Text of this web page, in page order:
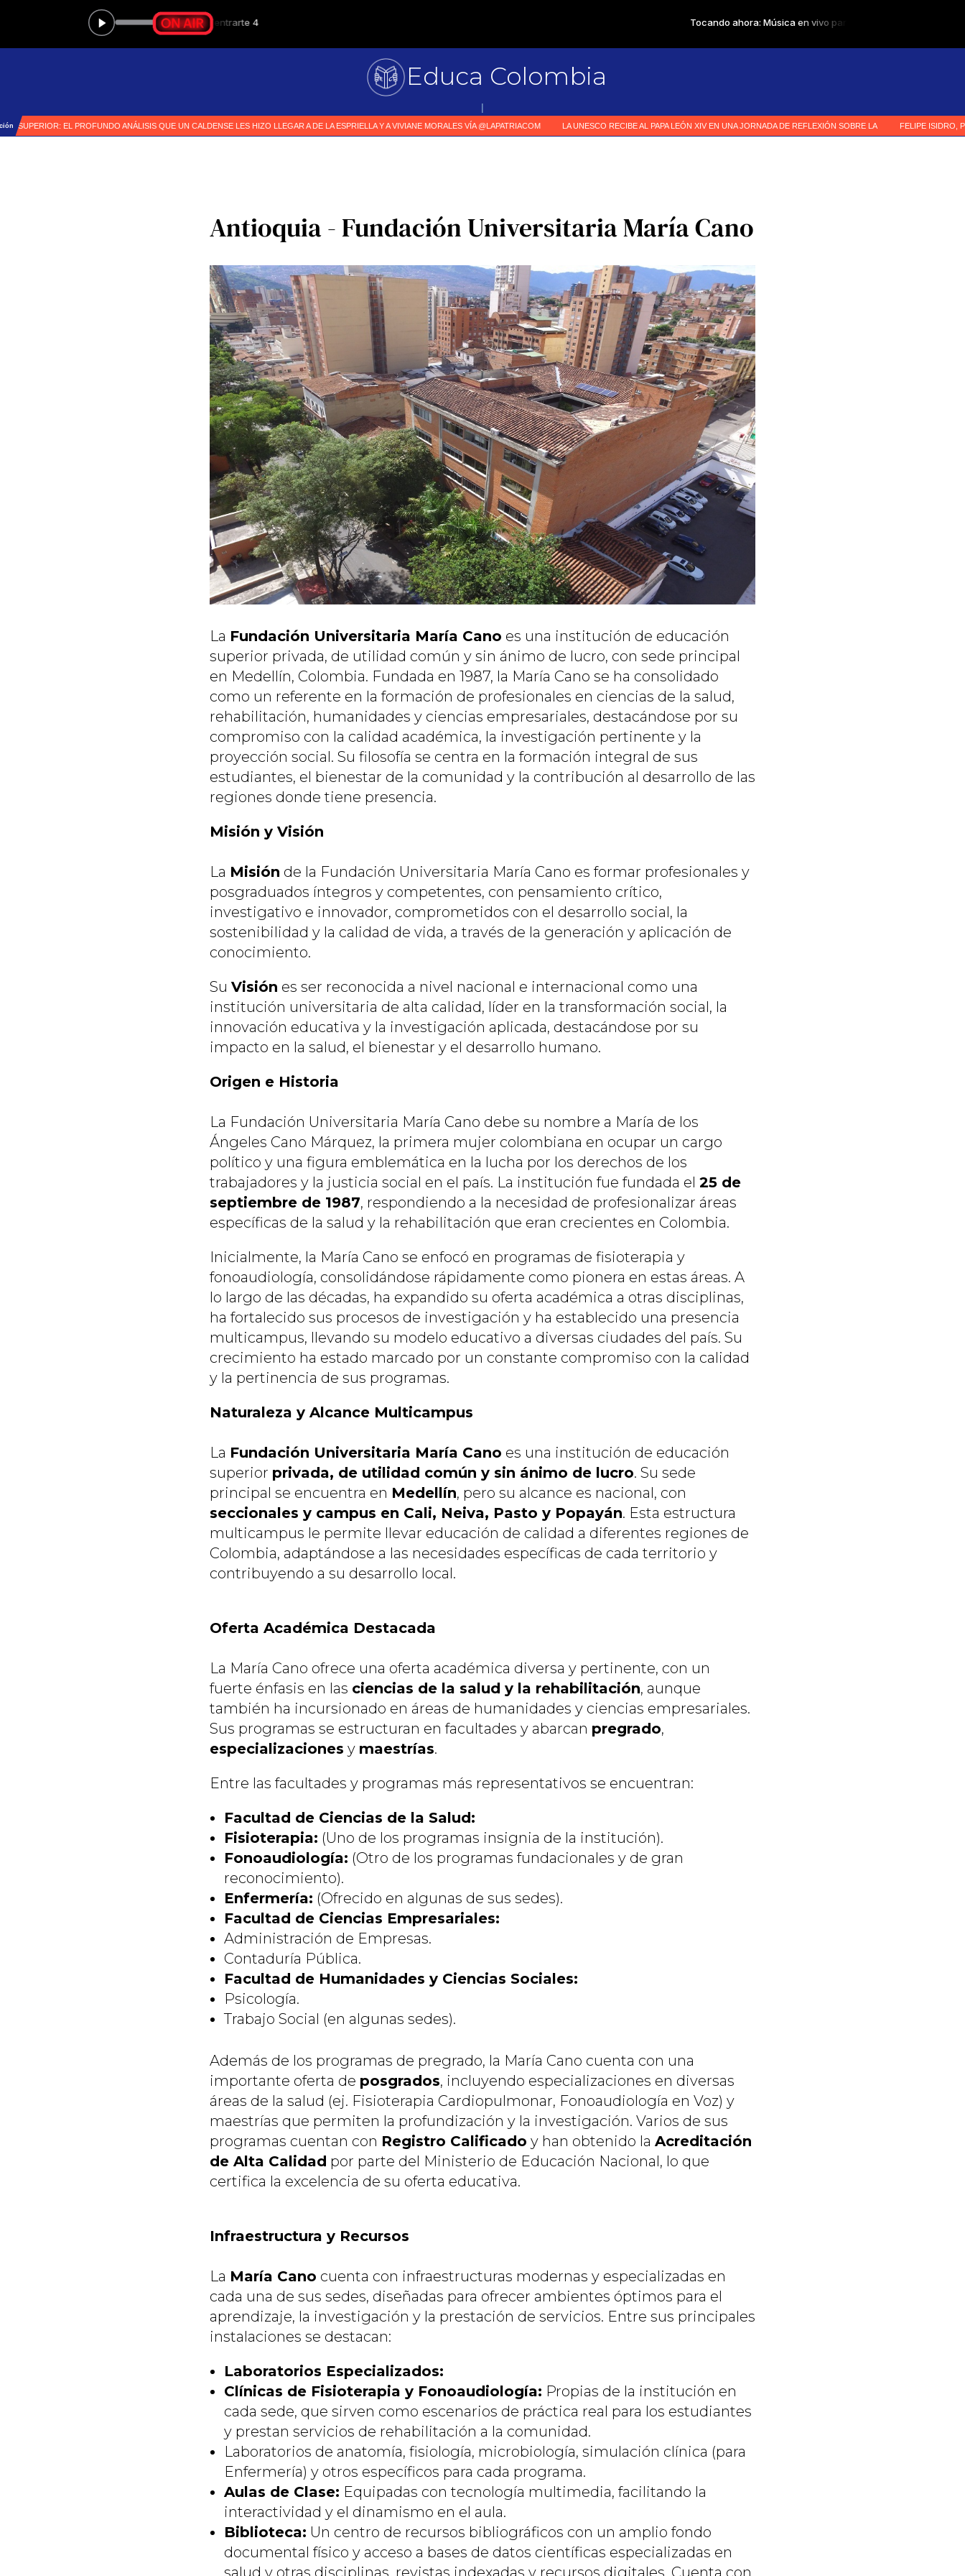
Educa Colombia
Antioquia - Fundación Universitaria María Cano
La Fundación Universitaria María Cano es una institución de educación
superior privada, de utilidad común y sin ánimo de lucro, con sede principal
en Medellín, Colombia. Fundada en 1987, la María Cano se ha consolidado
como un referente en la formación de profesionales en ciencias de la salud,
rehabilitación, humanidades y ciencias empresariales, destacándose por su
compromiso con la calidad académica, la investigación pertinente y la
proyección social. Su filosofía se centra en la formación integral de sus
estudiantes, el bienestar de la comunidad y la contribución al desarrollo de las
regiones donde tiene presencia.
Misión y Visión
La Misión de la Fundación Universitaria María Cano es formar profesionales y
posgraduados íntegros y competentes, con pensamiento crítico,
investigativo e innovador, comprometidos con el desarrollo social, la
sostenibilidad y la calidad de vida, a través de la generación y aplicación de
conocimiento.
Su Visión es ser reconocida a nivel nacional e internacional como una
institución universitaria de alta calidad, líder en la transformación social, la
innovación educativa y la investigación aplicada, destacándose por su
impacto en la salud, el bienestar y el desarrollo humano.
Origen e Historia
La Fundación Universitaria María Cano debe su nombre a María de los
Ángeles Cano Márquez, la primera mujer colombiana en ocupar un cargo
político y una figura emblemática en la lucha por los derechos de los
trabajadores y la justicia social en el país. La institución fue fundada el 25 de
septiembre de 1987, respondiendo a la necesidad de profesionalizar áreas
específicas de la salud y la rehabilitación que eran crecientes en Colombia.
Inicialmente, la María Cano se enfocó en programas de fisioterapia y
fonoaudiología, consolidándose rápidamente como pionera en estas áreas. A
lo largo de las décadas, ha expandido su oferta académica a otras disciplinas,
ha fortalecido sus procesos de investigación y ha establecido una presencia
multicampus, llevando su modelo educativo a diversas ciudades del país. Su
crecimiento ha estado marcado por un constante compromiso con la calidad
y la pertinencia de sus programas.
Naturaleza y Alcance Multicampus
La Fundación Universitaria María Cano es una institución de educación
superior privada, de utilidad común y sin ánimo de lucro. Su sede
principal se encuentra en Medellín, pero su alcance es nacional, con
seccionales y campus en Cali, Neiva, Pasto y Popayán. Esta estructura
multicampus le permite llevar educación de calidad a diferentes regiones de
Colombia, adaptándose a las necesidades específicas de cada territorio y
contribuyendo a su desarrollo local.
Oferta Académica Destacada
La María Cano ofrece una oferta académica diversa y pertinente, con un
fuerte énfasis en las ciencias de la salud y la rehabilitación, aunque
también ha incursionado en áreas de humanidades y ciencias empresariales.
Sus programas se estructuran en facultades y abarcan pregrado,
especializaciones y maestrías.
Entre las facultades y programas más representativos se encuentran:
Facultad de Ciencias de la Salud:
Fisioterapia: (Uno de los programas insignia de la institución).
Fonoaudiología: (Otro de los programas fundacionales y de gran
reconocimiento).
Enfermería: (Ofrecido en algunas de sus sedes).
Facultad de Ciencias Empresariales:
Administración de Empresas.
Contaduría Pública.
Facultad de Humanidades y Ciencias Sociales:
Psicología.
Trabajo Social (en algunas sedes).
Además de los programas de pregrado, la María Cano cuenta con una
importante oferta de posgrados, incluyendo especializaciones en diversas
áreas de la salud (ej. Fisioterapia Cardiopulmonar, Fonoaudiología en Voz) y
maestrías que permiten la profundización y la investigación. Varios de sus
programas cuentan con Registro Calificado y han obtenido la Acreditación
de Alta Calidad por parte del Ministerio de Educación Nacional, lo que
certifica la excelencia de su oferta educativa.
Infraestructura y Recursos
La María Cano cuenta con infraestructuras modernas y especializadas en
cada una de sus sedes, diseñadas para ofrecer ambientes óptimos para el
aprendizaje, la investigación y la prestación de servicios. Entre sus principales
instalaciones se destacan:
Laboratorios Especializados:
Clínicas de Fisioterapia y Fonoaudiología: Propias de la institución en
cada sede, que sirven como escenarios de práctica real para los estudiantes
y prestan servicios de rehabilitación a la comunidad.
Laboratorios de anatomía, fisiología, microbiología, simulación clínica (para
Enfermería) y otros específicos para cada programa.
Aulas de Clase: Equipadas con tecnología multimedia, facilitando la
interactividad y el dinamismo en el aula.
Biblioteca: Un centro de recursos bibliográficos con un amplio fondo
documental físico y acceso a bases de datos científicas especializadas en
salud y otras disciplinas, revistas indexadas y recursos digitales. Cuenta con